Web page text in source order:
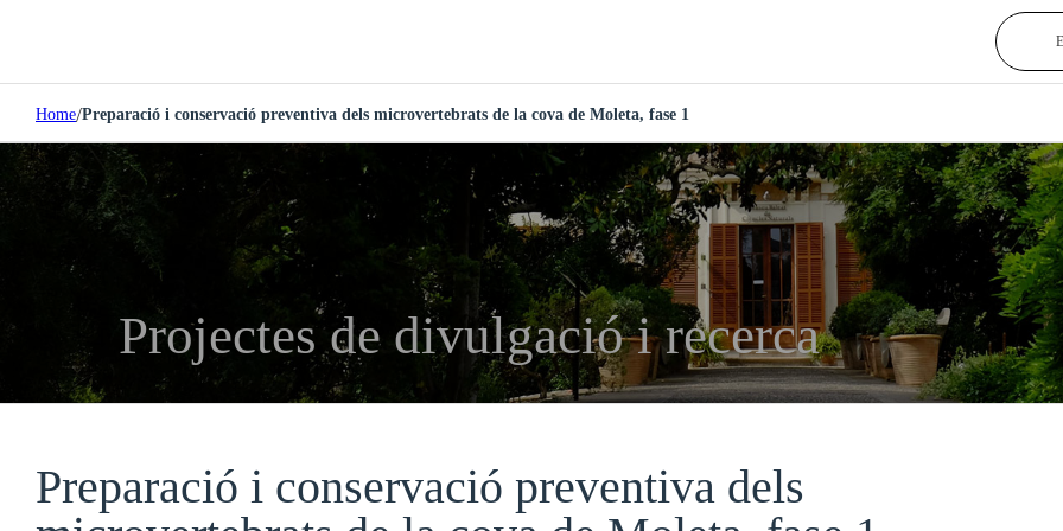
Home/Preparació i conservació preventiva dels microvertebrats de la cova de Moleta, fase 1
Projectes de divulgació i recerca
Preparació i conservació preventiva dels